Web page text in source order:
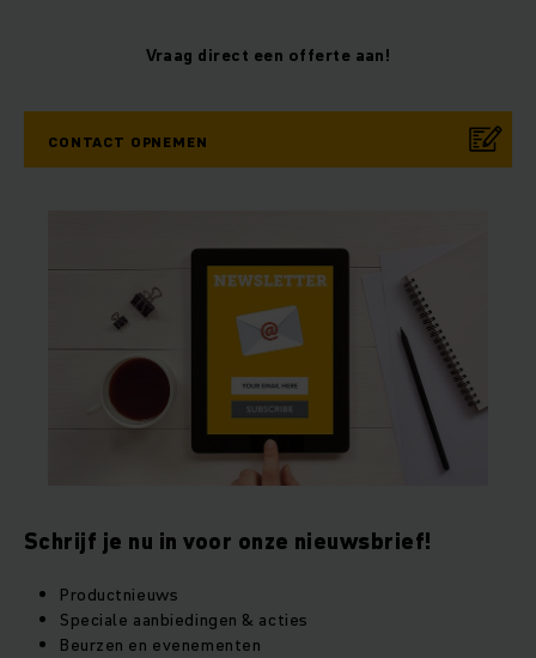
Vraag direct een offerte aan!
CONTACT OPNEMEN
Schrijf je nu in voor onze nieuwsbrief!
Productnieuws
Speciale aanbiedingen & acties
Beurzen en evenementen